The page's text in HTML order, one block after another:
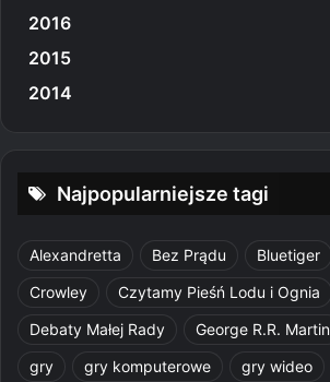
2016
2015
2014
Najpopularniejsze tagi
Alexandretta Bez Prądu Bluetiger
Crowley
Czytamy Pieśń Lodu i Ognia
Debaty Małej Rady
George R.R. Martin
gry
gry komputerowe
gry wideo